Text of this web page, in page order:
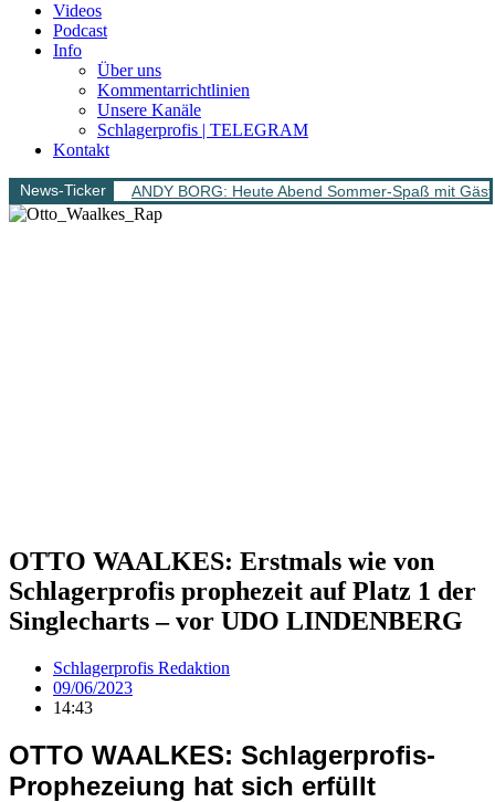
Videos
Podcast
Info
Über uns
Kommentarrichtlinien
Unsere Kanäle
Schlagerprofis | TELEGRAM
Kontakt
News-Ticker ANDY BORG: Heute Abend Sommer-Spaß mit
OTTO WAALKES: Erstmals wie von
Schlagerprofis prophezeit auf Platz 1 der
Singlecharts – vor UDO LINDENBERG
Schlagerprofis Redaktion
09/06/2023
14:43
OTTO WAALKES: Schlagerprofis-
Prophezeiung hat sich erfüllt